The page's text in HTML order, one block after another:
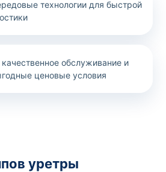
технологии для быстрой
обслуживание и
ценовые условия
уретры